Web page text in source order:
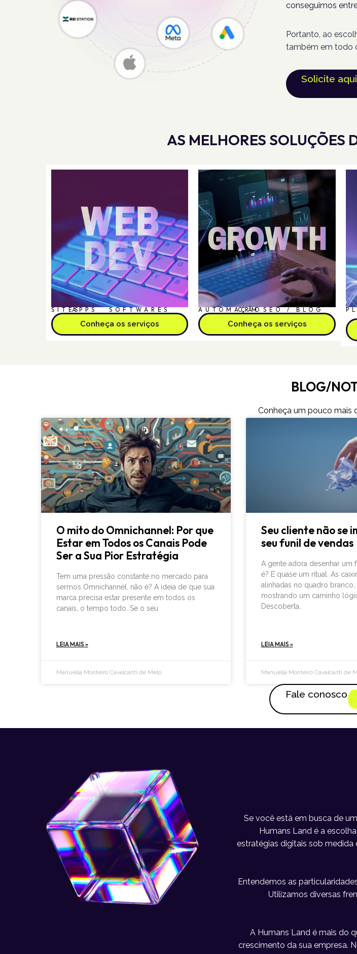
conseguimos
Portanto, ao
também em todo
Solicite
AS MELHORES SOLUÇÕES
SITESAPPS SOFTWARES
Conheça os serviços
AUTOMAÇÃO
CRM SEO / BLOG
Conheça os serviços
BLOG/
Conheça um pouco mais
O mito do Omnichannel: Por que
Estar em Todos os Canais Pode
Ser a Sua Pior Estratégia
Tem uma pressão constante no mercado para
sermos Omnichannel, não é? A ideia de que sua
marca precisa estar presente em todos os
canais, o tempo todo. Se o seu
LEIA MAIS »
Manuella Monteiro Cavalcanti de Melo
Seu cliente não se
seu funil de vendas
A gente adora desenhar um
é? É quase um ritual. As
alinhadas no quadro branco,
mostrando um caminho
Descoberta,
LEIA MAIS »
Manuella Monteiro Cavalcanti de
Fale conosco
Se você está em busca de
Humans Land é a
estratégias digitais sob
Entendemos as
Utilizamos diversas
A Humans Land é mais do
crescimento da sua empresa.